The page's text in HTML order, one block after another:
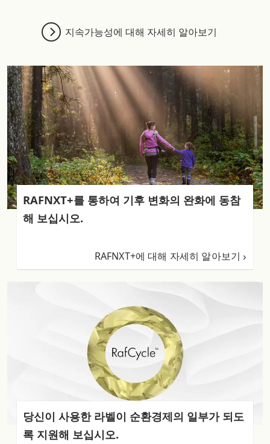
지속가능성에 대해 자세히 알아보기
RAFNXT+를 통하여 기후 변화의 완화에 동참
해 보십시오.
RAFNXT+에 대해 자세히 알아보기
당신이 사용한 라벨이 순환경제의 일부가 되도
록 지원해 보십시오.